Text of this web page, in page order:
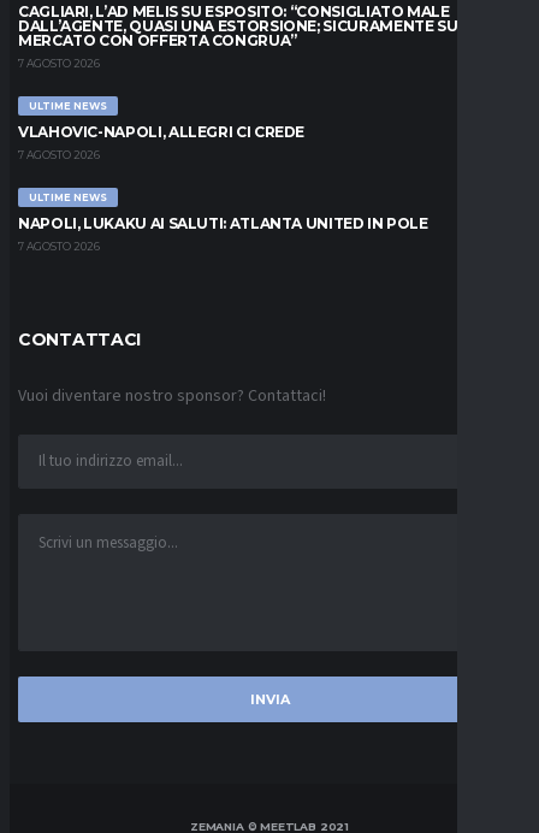
CAGLIARI, L’AD MELIS SU ESPOSITO: “CONSIGLIATO MALE
DALL’AGENTE, QUASI UNA ESTORSIONE; SICURAMENTE SUL
MERCATO CON OFFERTA CONGRUA”
7 AGOSTO 2026
ULTIME NEWS
VLAHOVIC-NAPOLI, ALLEGRI CI CREDE
7 AGOSTO 2026
ULTIME NEWS
NAPOLI, LUKAKU AI SALUTI: ATLANTA UNITED IN POLE
7 AGOSTO 2026
CONTATTACI
Vuoi diventare nostro sponsor? Contattaci!
ZEMANIA © MEETLAB 2021